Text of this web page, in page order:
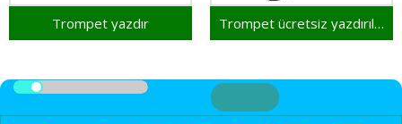
Trompet yazdır Trompet ücretsiz yazdırılabilir